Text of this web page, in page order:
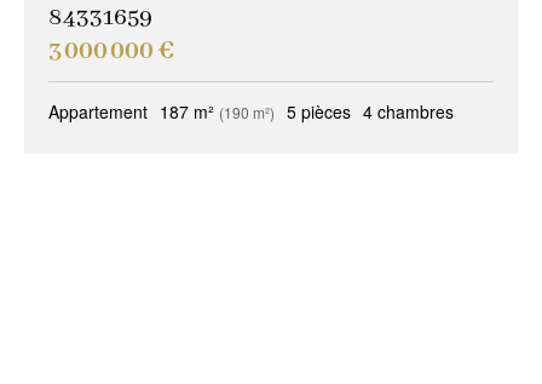
84331659
3 000 000 €
Appartement 187 m² (190 m²) 5 pièces 4 chambres